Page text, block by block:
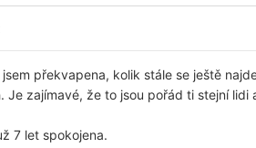
překvapena, kolik stále se ještě
zajímavé, že to jsou pořád ti stejní
7 let spokojena.